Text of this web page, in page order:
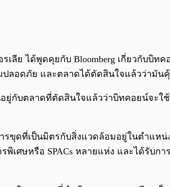
เลีย ได้พูดคุยกับ Bloomberg เกี่ยวกับบิ
มปลอดภัย และตลาดได้ตัดสินใจแล้วว่ามัน
บตลาดที่ตัดสินใจแล้วว่าบิทคอยน์จะใ
ดที่เป็นมิตรกับสิ่งแวดล้อมอยู่ในตำแหน่
เศษหรือ SPACs หลายแห่ง และได้รับก